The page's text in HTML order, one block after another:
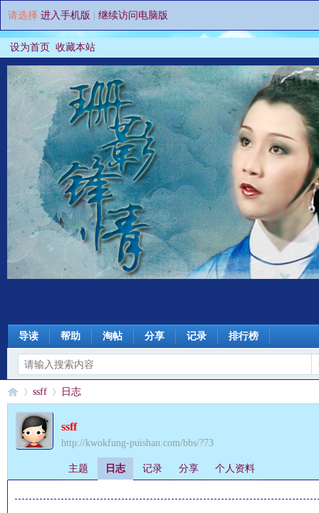
请选择 进入手机版 继续访问电脑版
设为首页 收藏本站
导读 帮助 淘帖 分享 记录 排行榜
›
ssff
›
日志
ssff
http://kwokfung-puishan.com/bbs/?73
主题 日志 记录 分享 个人资料